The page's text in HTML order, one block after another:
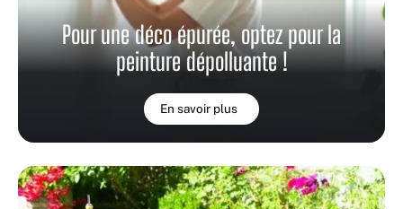
Pour une déco épurée, optez pour la
peinture dépolluante !
En savoir plus